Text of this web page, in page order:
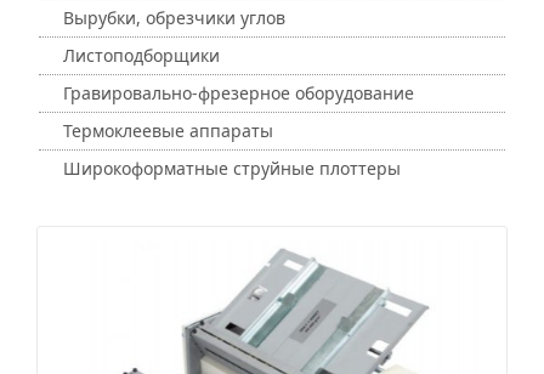
Вырубки, обрезчики углов
Листоподборщики
Гравировально-фрезерное оборудование
Термоклеевые аппараты
Широкоформатные струйные плоттеры